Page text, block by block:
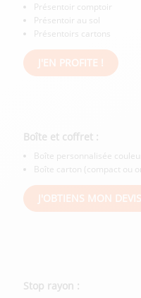
Présentoir comptoir
Présentoir au sol
Présentoirs cartons
J'EN PROFITE !
Boîte et coffret :
Boîte personnalisée
Boîte carton (compact ou
J'OBTIENS MON DEVIS
Stop rayon :